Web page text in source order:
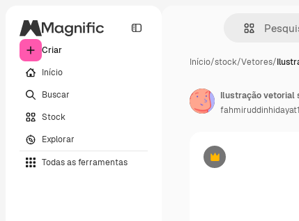
Criar
Início
Buscar
Stock
Explorar
Todas as ferramentas
Início/stock/Vetores/
Premium